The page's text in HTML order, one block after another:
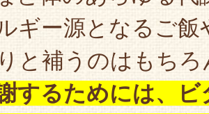
ギー源となるご
と補うのはもち
するためには、